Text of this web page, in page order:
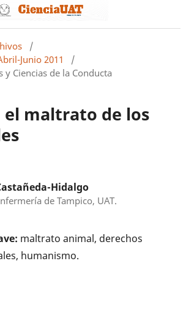
/
Junio 2011
/
y Ciencias de la Conducta
el maltrato de los
Hidalgo
de Tampico, UAT.
maltrato animal, derechos
humanismo.